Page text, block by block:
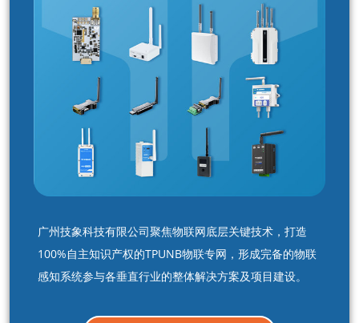
广州技象科技有限公司聚焦物联网底层关键技术，打造
100%自主知识产权的TPUNB物联专网，形成完备的物联
感知系统参与各垂直行业的整体解决方案及项目建设。